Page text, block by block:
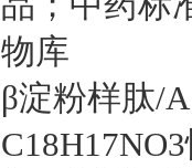
物库
β淀粉样肽/